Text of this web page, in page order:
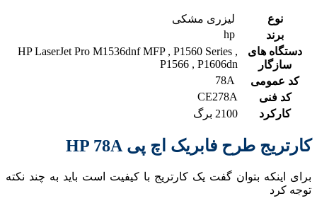
نوع
لیزری مشکی
برند
دستگاه های
سازگار
HP LaserJet Pro M1536dnf MFP , P1560 Series ,
P1566 , P1606dn
کد عمومی
کد فنی
CE278A
کارکرد
2100 برگ
کارتریج طرح فابریک اچ پی HP 78A
برای اینکه بتوان گفت یک کارتریج با کیفیت است باید به چند نکته
توجه کرد